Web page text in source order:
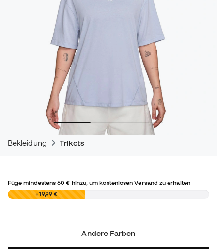
Bekleidung Trikots
Füge mindestens60 € hinzu, um kostenlosen Versand zu erhalten
0,00 € +19,99 €
Andere Farben